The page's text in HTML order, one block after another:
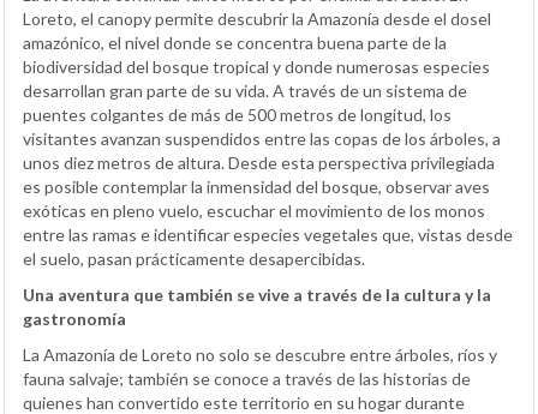
Loreto, el canopy permite descubrir la Amazonía desde el dosel
amazónico, el nivel donde se concentra buena parte de la
biodiversidad del bosque tropical y donde numerosas especies
desarrollan gran parte de su vida. A través de un sistema de
puentes colgantes de más de 500 metros de longitud, los
visitantes avanzan suspendidos entre las copas de los árboles, a
unos diez metros de altura. Desde esta perspectiva privilegiada
es posible contemplar la inmensidad del bosque, observar aves
exóticas en pleno vuelo, escuchar el movimiento de los monos
entre las ramas e identificar especies vegetales que, vistas desde
el suelo, pasan prácticamente desapercibidas.
Una aventura que también se vive a través de la cultura y la
gastronomía
La Amazonía de Loreto no solo se descubre entre árboles, ríos y
fauna salvaje; también se conoce a través de las historias de
quienes han convertido este territorio en su hogar durante